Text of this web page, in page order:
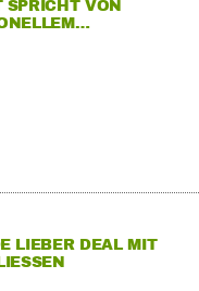
SPRICHT VON
LIEBER DEAL MIT